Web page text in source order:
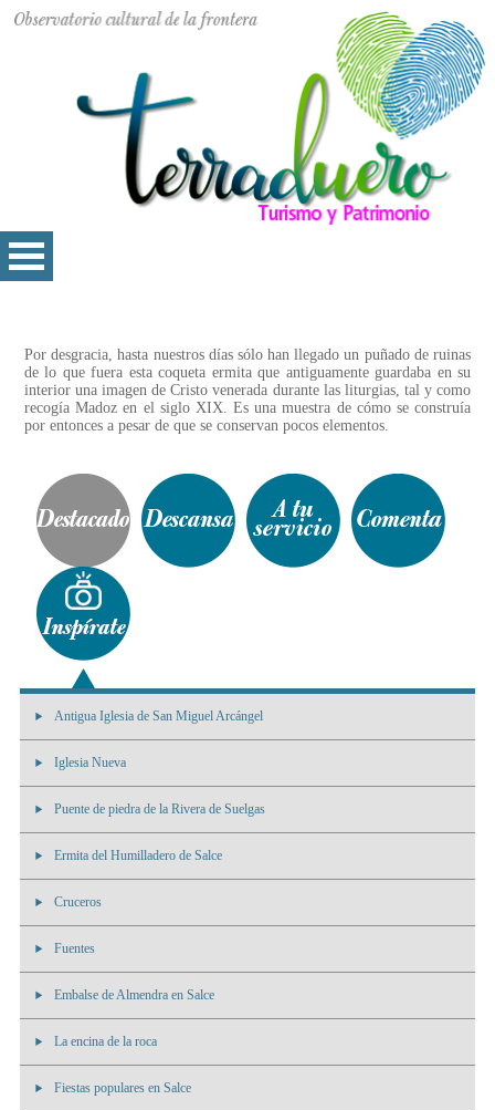
Por desgracia, hasta nuestros días sólo han llegado un puñado de ruinas
de lo que fuera esta coqueta ermita que antiguamente guardaba en su
interior una imagen de Cristo venerada durante las liturgias, tal y como
recogía Madoz en el siglo XIX. Es una muestra de cómo se construía
por entonces a pesar de que se conservan pocos elementos.
Antigua Iglesia de San Miguel Arcángel
Iglesia Nueva
Puente de piedra de la Rivera de Suelgas
Ermita del Humilladero de Salce
Cruceros
Fuentes
Embalse de Almendra en Salce
La encina de la roca
Fiestas populares en Salce